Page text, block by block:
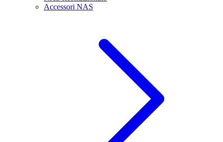
Accessori NAS